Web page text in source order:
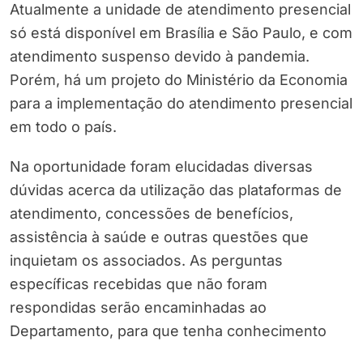
Atualmente a unidade de atendimento presencial
só está disponível em Brasília e São Paulo, e com
atendimento suspenso devido à pandemia.
Porém, há um projeto do Ministério da Economia
para a implementação do atendimento presencial
em todo o país.
Na oportunidade foram elucidadas diversas
dúvidas acerca da utilização das plataformas de
atendimento, concessões de benefícios,
assistência à saúde e outras questões que
inquietam os associados. As perguntas
específicas recebidas que não foram
respondidas serão encaminhadas ao
Departamento, para que tenha conhecimento